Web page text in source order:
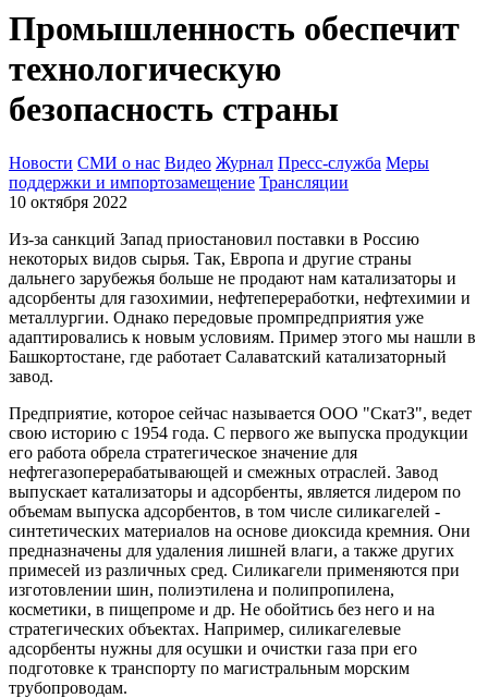
Промышленность обеспечит
технологическую
безопасность страны
Новости СМИ о нас Видео Журнал Пресс-служба Меры
поддержки и импортозамещение Трансляции
10 октября 2022
Из-за санкций Запад приостановил поставки в Россию
некоторых видов сырья. Так, Европа и другие страны
дальнего зарубежья больше не продают нам катализаторы и
адсорбенты для газохимии, нефтепереработки, нефтехимии и
металлургии. Однако передовые промпредприятия уже
адаптировались к новым условиям. Пример этого мы нашли в
Башкортостане, где работает Салаватский катализаторный
завод.
Предприятие, которое сейчас называется ООО "СкатЗ", ведет
свою историю с 1954 года. С первого же выпуска продукции
его работа обрела стратегическое значение для
нефтегазоперерабатывающей и смежных отраслей. Завод
выпускает катализаторы и адсорбенты, является лидером по
объемам выпуска адсорбентов, в том числе силикагелей -
синтетических материалов на основе диоксида кремния. Они
предназначены для удаления лишней влаги, а также других
примесей из различных сред. Силикагели применяются при
изготовлении шин, полиэтилена и полипропилена,
косметики, в пищепроме и др. Не обойтись без него и на
стратегических объектах. Например, силикагелевые
адсорбенты нужны для осушки и очистки газа при его
подготовке к транспорту по магистральным морским
трубопроводам.